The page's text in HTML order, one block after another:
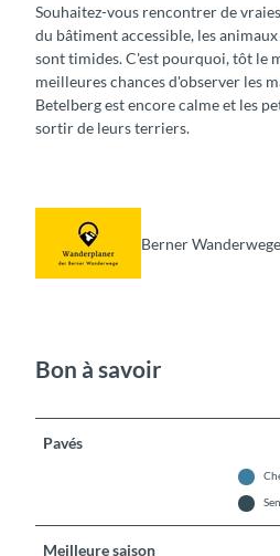
Souhaitez-vous rencontrer de
du bâtiment accessible, les
sont timides. C'est pourquoi, tôt le
meilleures chances d'observer les
Betelberg est encore calme et les
sortir de leurs terriers.
Berner Wanderwege
Bon à savoir
Pavés
Meilleure saison